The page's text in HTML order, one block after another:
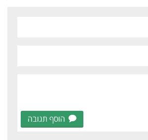
הוסף תגובה